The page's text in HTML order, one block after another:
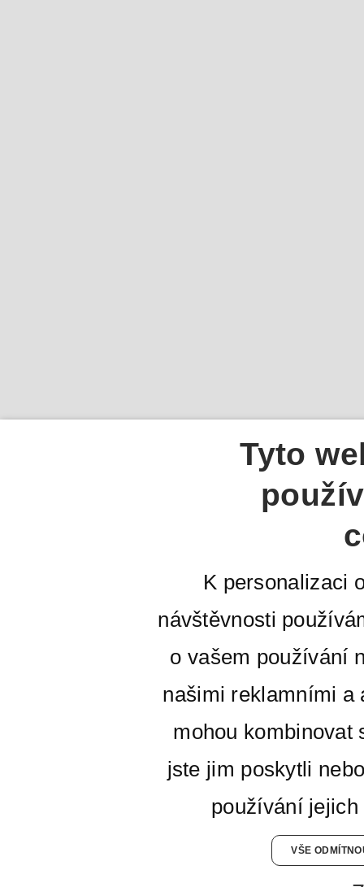
Tyto
K personalizaci
návštěvnosti
o vašem používání
našimi reklamními a
mohou kombinovat
jste jim poskytli
používání
VŠE